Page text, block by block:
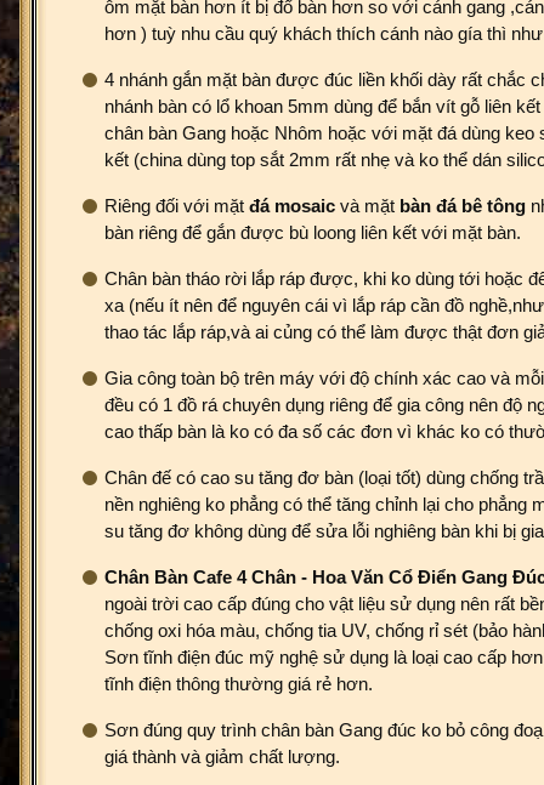
ôm mặt bàn hơn ít bị đổ bàn hơn so với cánh gang
hơn ) tuỳ nhu cầu quý khách thích cánh nào gía thì
4 nhánh gắn mặt bàn được đúc liền khối dày rất chắc
nhánh bàn có lổ khoan 5mm dùng để bắn vít gỗ liên
chân bàn Gang hoặc Nhôm hoặc với mặt đá dùng keo
kết (china dùng top sắt 2mm rất nhẹ và ko thể dán
Riêng đối với mặt đá mosaic và mặt bàn đá bê tông
bàn riêng để gắn được bù loong liên kết với mặt bàn.
Chân bàn tháo rời lắp ráp được, khi ko dùng tới hoặc
xa (nếu ít nên để nguyên cái vì lắp ráp cần đồ
thao tác lắp ráp,và ai củng có thể làm được thật đơn
Gia công toàn bộ trên máy với độ chính xác cao và
đều có 1 đồ rá chuyên dụng riêng để gia công nên độ
cao thấp bàn là ko có đa số các đơn vì khác ko có
Chân đế có cao su tăng đơ bàn (loại tốt) dùng chống
nền nghiêng ko phẳng có thể tăng chỉnh lại cho phẳng
su tăng đơ không dùng để sửa lỗi nghiêng bàn khi bị
Chân Bàn Cafe 4 Chân - Hoa Văn Cổ Điển Gang
ngoài trời cao cấp đúng cho vật liệu sử dụng nên rất
chống oxi hóa màu, chống tia UV, chống rỉ sét (bảo
Sơn tĩnh điện đúc mỹ nghệ sử dụng là loại cao cấp
tĩnh điện thông thường giá rẻ hơn.
Sơn đúng quy trình chân bàn Gang đúc ko bỏ công
giá thành và giảm chất lượng.